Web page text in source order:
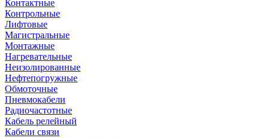
Контактные
Контрольные
Лифтовые
Магистральные
Монтажные
Нагревательные
Неизолированные
Нефтепогружные
Обмоточные
Пневмокабели
Радиочастотные
Кабель релейный
Кабели связи